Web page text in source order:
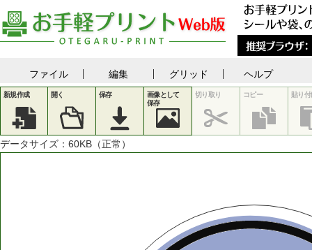
ファイル 編集 グリッド ヘルプ
新規作成 開く 保存
画像として
保存
切り取り コピー 貼り付
データサイズ： 60KB（正常）